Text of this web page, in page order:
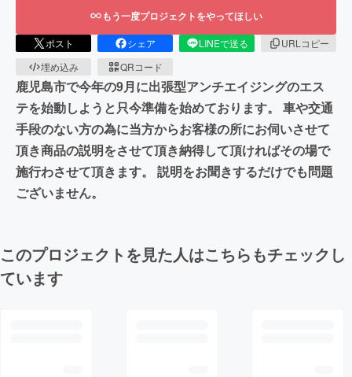
もう一度プロジェクトをやってほしい
ポスト シェア LINEで送る
URLコピー
埋め込み
QRコード
鹿児島市で今年の9月に出張型アンチエイジングのエス
テを始動しようと只今準備を始めております。 車や交通
手段のない方の為に当方からお客様の所にお伺いさせて
頂き商品の説明をさせて頂き納得して頂ければその場で
施行わさせて頂きます。 説明をお聞きするだけでも問題
ございません。
このプロジェクトを見た人はこちらもチェックし
ています